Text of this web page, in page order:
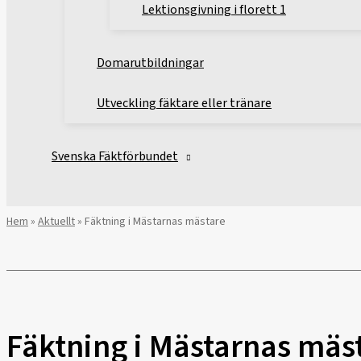
Lektionsgivning i florett 1
Domarutbildningar
Utveckling fäktare eller tränare
Svenska Fäktförbundet
Hem » Aktuellt» Fäktning i Mästarnas mästare
Fäktning i Mästarnas